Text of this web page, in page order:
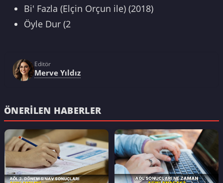
Bi' Fazla (Elçin Orçun ile) (2018)
Öyle Dur (2
Editör
Merve Yıldız
ÖNERILEN HABERLER